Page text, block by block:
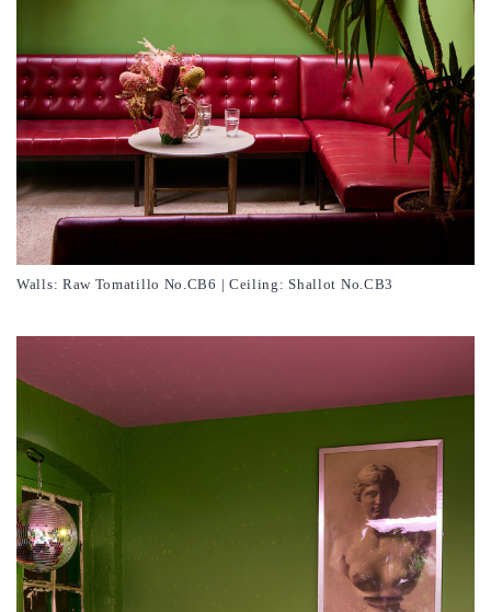
Walls: Raw Tomatillo No.CB6 | Ceiling: Shallot No.CB3